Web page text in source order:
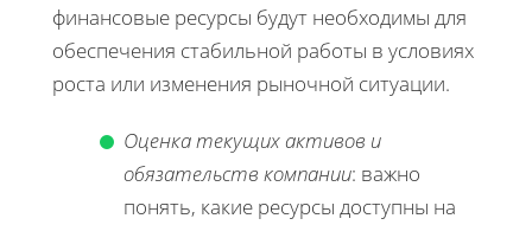
финансовые ресурсы будут необходимы для
обеспечения стабильной работы в условиях
роста или изменения рыночной ситуации.
Оценка текущих активов и
обязательств компании: важно
понять, какие ресурсы доступны на